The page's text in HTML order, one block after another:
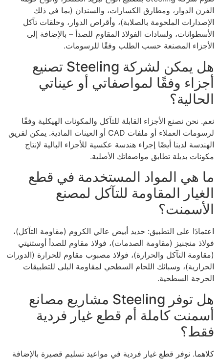
الفرن الدوار، ومطارق الكسارات، والسندان (بما في ذلك
الإصدارات الملحومة بالصلابة)، وأقراص الدوار، وحلقات تآكل
الأسطوانات، ولسادات الفولاذ المقاوم للصدأ – بالإضافة إلى
الأجزاء المصنعة حسب الطلب وفقًا للرسومات.
هل يمكن لشركة Steeling تصنيع
أجزاء وفقًا لمواصفاتي أو عيناتي
الحالية؟
نعم. نحن نصنع الأجزاء القابلة للتآكل والمكونات الهيكلية وفقًا
لرسومات العملاء أو ملفات CAD أو العينات المادية. يمكن لفريق
الهندسة لدينا أيضًا إجراء هندسة عكسية للأجزاء البالية لإنتاج
مكونات بديلة تطابق مواصفاتك الأصلية.
ما هي المواد المستخدمة في قطع
الغيار المقاومة للتآكل لمصنع
الأسمنت؟
اعتمادًا على التطبيق: حديد أبيض عالي الكروم (مقاومة التآكل)،
فولاذ منجنيز (مقاومة الصدمات)، فولاذ مقاوم للصدأ أوستنيتي
(مقاومة التآكل والحرارة)، فولاذ مصبوب مقاوم للحرارة (الدورات
الحرارية)، وسبائك اللحام السطحي لمقاومة البلى للتطبيقات
الحرجة السطحية.
هل توفر Steeling مشاريع مصانع
أسمنت كاملة أم قطع غيار فردية
فقط؟
كلاهما. نوفر قطع غيار فردية في مواعيد تسليم قصيرة بالإضافة